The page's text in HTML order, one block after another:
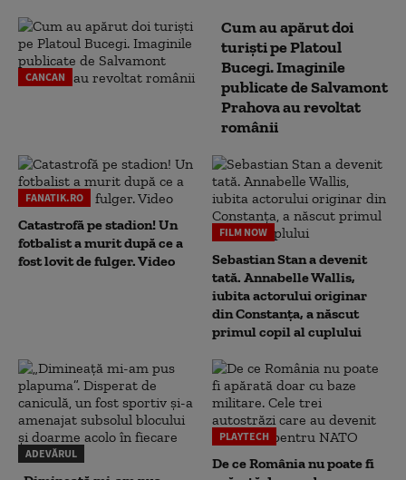
CANCAN
Cum au apărut doi
turiști pe Platoul
Bucegi. Imaginile
publicate de Salvamont
Prahova au revoltat
românii
FANATIK.RO
Catastrofă pe stadion! Un
fotbalist a murit după ce a
fost lovit de fulger. Video
FILM NOW
Sebastian Stan a devenit
tată. Annabelle Wallis,
iubita actorului originar
din Constanța, a născut
primul copil al cuplului
ADEVĂRUL
PLAYTECH
De ce România nu poate fi